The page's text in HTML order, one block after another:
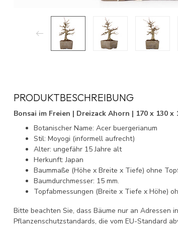
PRODUKTBESCHREIBUNG
Bonsai im Freien | Dreizack Ahorn | 170 x 130 x
Botanischer Name: Acer buergerianum
Stil: Moyogi (informell aufrecht)
Alter: ungefähr 15 Jahre alt
Herkunft: Japan
Baummaße (Höhe x Breite x Tiefe) ohne
Baumdurchmesser: 15 mm.
Topfabmessungen (Breite x Tiefe x Höhe)
Bitte beachten Sie, dass Bäume nur an Adressen
Pflanzenschutzstandards, die vom EU-Standard